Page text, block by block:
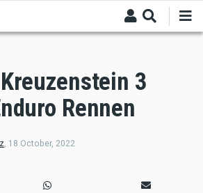
3
Rennen
18 October, 2022